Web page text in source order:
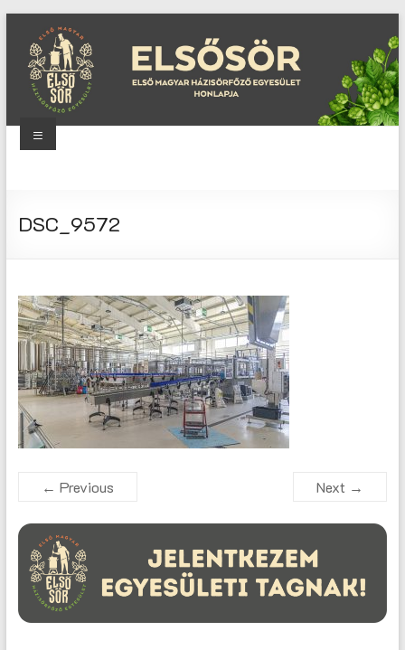
content
Magyar
Menu
DSC_9572
← Previous Next →